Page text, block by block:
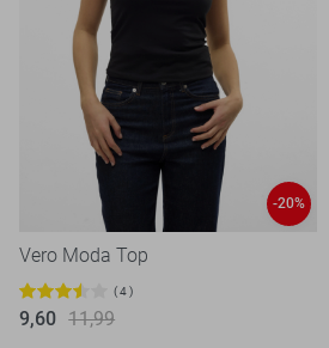
-20%
Vero Moda Top
4
9,60 11,99